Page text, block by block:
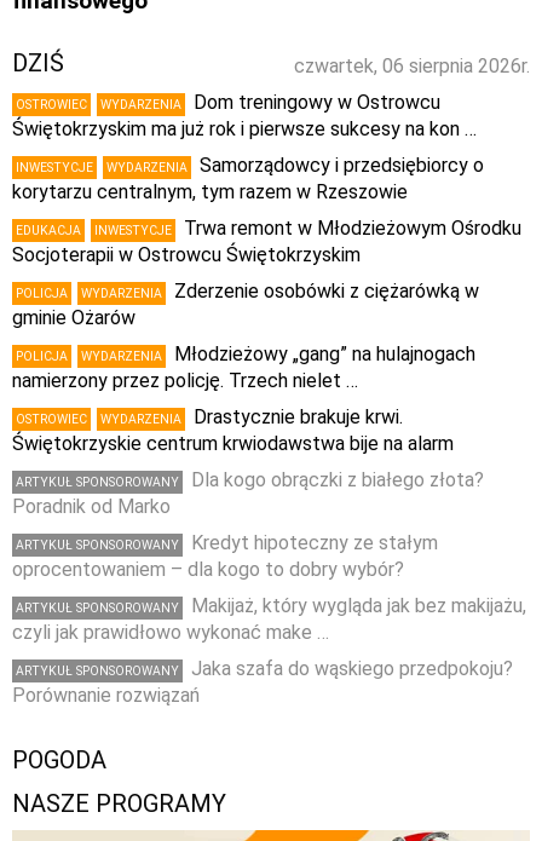
czwartek, 06 sierpnia 2026r.
DZIŚ
OSTROWIEC WYDARZENIA
Dom treningowy w Ostrowcu
Świętokrzyskim ma już rok i pierwsze sukcesy na kon …
INWESTYCJE WYDARZENIA
Samorządowcy i przedsiębiorcy o
korytarzu centralnym, tym razem w Rzeszowie
EDUKACJA INWESTYCJE
Trwa remont w Młodzieżowym Ośrodku
Socjoterapii w Ostrowcu Świętokrzyskim
POLICJA WYDARZENIA
Zderzenie osobówki z ciężarówką w
gminie Ożarów
POLICJA WYDARZENIA
Młodzieżowy „gang” na hulajnogach
namierzony przez policję. Trzech nielet …
OSTROWIEC WYDARZENIA
Drastycznie brakuje krwi.
Świętokrzyskie centrum krwiodawstwa bije na alarm
ARTYKUŁ SPONSOROWANY
Dla kogo obrączki z białego złota?
Poradnik od Marko
ARTYKUŁ SPONSOROWANY
Kredyt hipoteczny ze stałym
oprocentowaniem – dla kogo to dobry wybór?
ARTYKUŁ SPONSOROWANY
Makijaż, który wygląda jak bez makijażu,
czyli jak prawidłowo wykonać make …
ARTYKUŁ SPONSOROWANY
Jaka szafa do wąskiego przedpokoju?
Porównanie rozwiązań
POGODA
NASZE PROGRAMY